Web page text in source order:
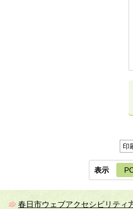
印
表示
春日市ウェブアクセシビリティ